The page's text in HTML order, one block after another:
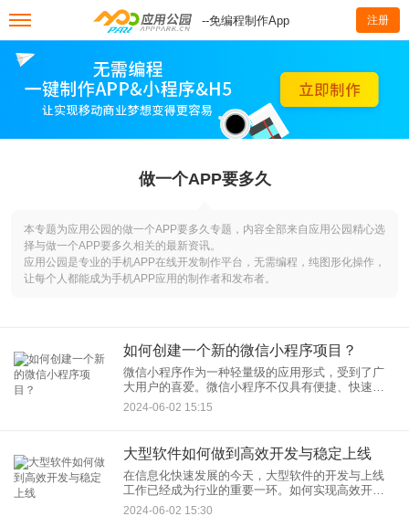
--免编程制作App 注册
做一个APP要多久
本专题为应用公园的做一个APP要多久专题，内容全部来自应用公园精心选
择与做一个APP要多久相关的最新资讯。
应用公园是专业的手机APP在线开发制作平台，无需编程，纯图形化操作，
让每个人都能成为手机APP应用的制作者和发布者。
如何创建一个新的微信小程序项目？
微信小程序作为一种轻量级的应用形式，受到了广
大用户的喜爱。微信小程序不仅具有便捷、快速的
特点，还能在微信生态内实现多种功能，满足用户
的多样化需求。那么，如何创建一个新的微信小程
2024-06-02 15:15
大型软件如何做到高效开发与稳定上线
在信息化快速发展的今天，大型软件的开发与上线
工作已经成为行业的重要一环。如何实现高效开发
与稳定上线，是每一个软件开发团队都需要面对和
解决的课题。大型软件如何做到高效开发与稳定上
2024-06-02 15:30